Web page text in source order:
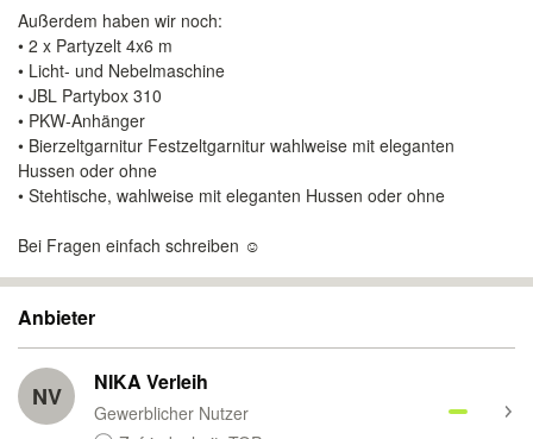
Außerdem haben wir noch:
• 2 x Partyzelt 4x6 m
• Licht- und Nebelmaschine
• JBL Partybox 310
• PKW-Anhänger
• Bierzeltgarnitur Festzeltgarnitur wahlweise mit eleganten
Hussen oder ohne
• Stehtische, wahlweise mit eleganten Hussen oder ohne
Bei Fragen einfach schreiben ☺️
Anbieter
NV NIKA Verleih
Gewerblicher Nutzer